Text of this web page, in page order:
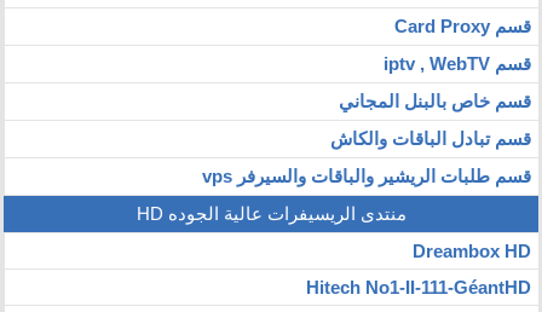
قسم Card Proxy
قسم iptv , WebTV
قسم خاص بالبنل المجاني
قسم تبادل الباقات والكاش
قسم طلبات الريشير والباقات والسيرفر vps
منتدى الريسيفرات عالية الجوده HD
Dreambox HD
Hitech No1-II-111-GéantHD